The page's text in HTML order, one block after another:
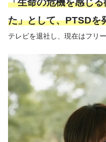
「生命の危機を感じ
た」として、PTSDを
テレビを退社し、現在はフリ